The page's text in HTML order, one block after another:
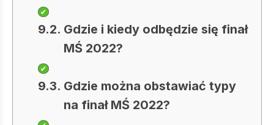
Gdzie i kiedy odbędzie się finał
MŚ 2022?
Gdzie można obstawiać typy
na finał MŚ 2022?